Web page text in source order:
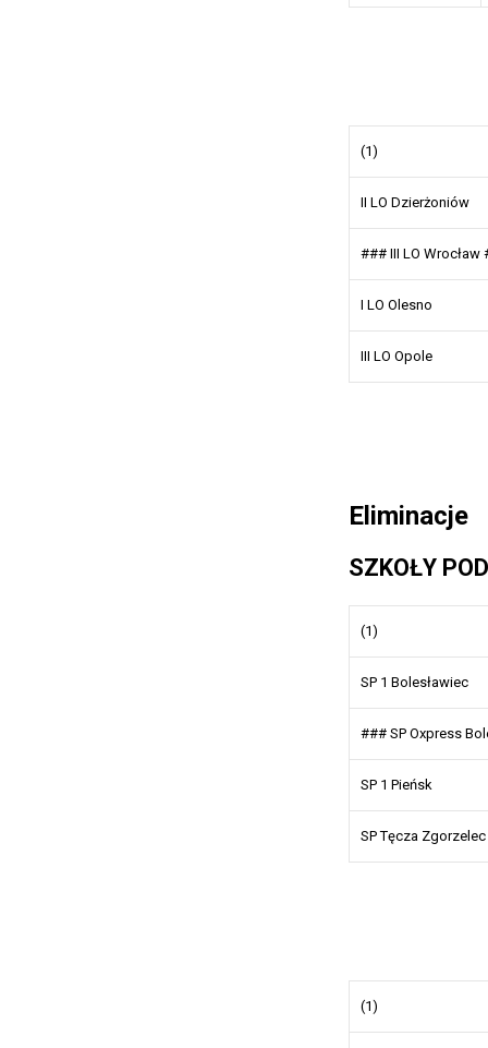
(1)
II LO Dzierżoniów
### III LO Wrocław
I LO Olesno
III LO Opole
Eliminacje
SZKOŁY
(1)
SP 1 Bolesławiec
### SP Oxpress
SP 1 Pieńsk
SP Tęcza Zgorzelec
(1)